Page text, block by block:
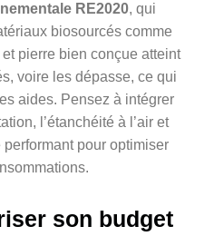
RE2020, qui
biosourcés comme
pierre bien conçue atteint
voire les dépasse, ce qui
aides. Pensez à intégrer
l’étanchéité à l’air et
pour optimiser
son budget